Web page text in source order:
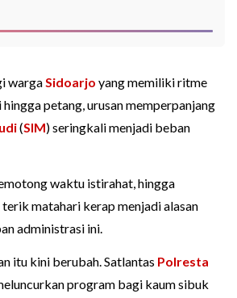
wargaSidoarjo yang memiliki ritme
petang, urusan memperpanjang
(SIM) seringkali menjadi beban
waktu istirahat, hingga
matahari kerap menjadi alasan
administrasi ini.
itu kini berubah. Satlantas Polresta
program bagi kaum sibuk